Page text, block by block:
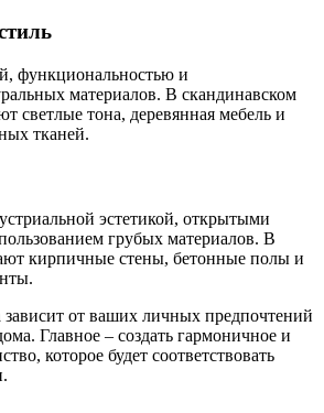
функциональностью и
материалов. В скандинавском
светлые тона, деревянная мебель и
тканей.
эстетикой, открытыми
грубых материалов. В
кирпичные стены, бетонные полы и
от ваших личных предпочтений
Главное – создать гармоничное и
которое будет соответствовать